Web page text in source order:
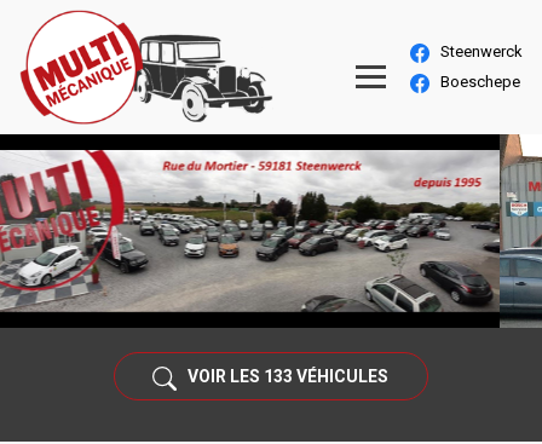
Steenwerck
Boeschepe
VOIR LES 133 VÉHICULES